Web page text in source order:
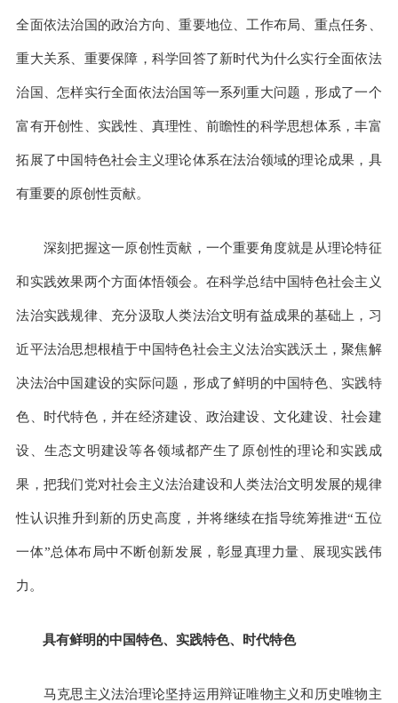
全面依法治国的政治方向、重要地位、工作布局、重点任务、
重大关系、重要保障，科学回答了新时代为什么实行全面依法
治国、怎样实行全面依法治国等一系列重大问题，形成了一个
富有开创性、实践性、真理性、前瞻性的科学思想体系，丰富
拓展了中国特色社会主义理论体系在法治领域的理论成果，具
有重要的原创性贡献。
深刻把握这一原创性贡献，一个重要角度就是从理论特征
和实践效果两个方面体悟领会。在科学总结中国特色社会主义
法治实践规律、充分汲取人类法治文明有益成果的基础上，习
近平法治思想根植于中国特色社会主义法治实践沃土，聚焦解
决法治中国建设的实际问题，形成了鲜明的中国特色、实践特
色、时代特色，并在经济建设、政治建设、文化建设、社会建
设、生态文明建设等各领域都产生了原创性的理论和实践成
果，把我们党对社会主义法治建设和人类法治文明发展的规律
性认识推升到新的历史高度，并将继续在指导统筹推进“五位
一体”总体布局中不断创新发展，彰显真理力量、展现实践伟
力。
具有鲜明的中国特色、实践特色、时代特色
马克思主义法治理论坚持运用辩证唯物主义和历史唯物主